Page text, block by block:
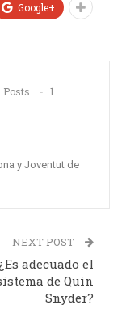
Google+
Posts
1
y Joventut de
NEXT POST
adecuado el
de Quin
Snyder?